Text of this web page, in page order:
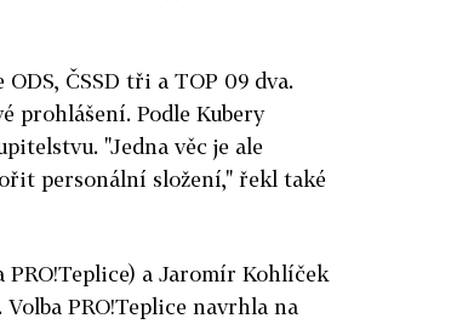
ČSSD tři a TOP 09 dva.
prohlášení. Podle Kubery
"Jedna věc je ale
personální složení," řekl také
a Jaromír Kohlíček
PRO!Teplice navrhla na